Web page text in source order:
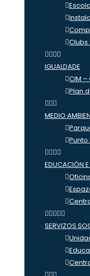
Clubs
IGUALDADE
CIM
Plan
MEDIO
Punto
EDUCACIÓN
SERVIZOS